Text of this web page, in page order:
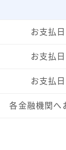
お支払
お支払
お支払
各金融機関へ